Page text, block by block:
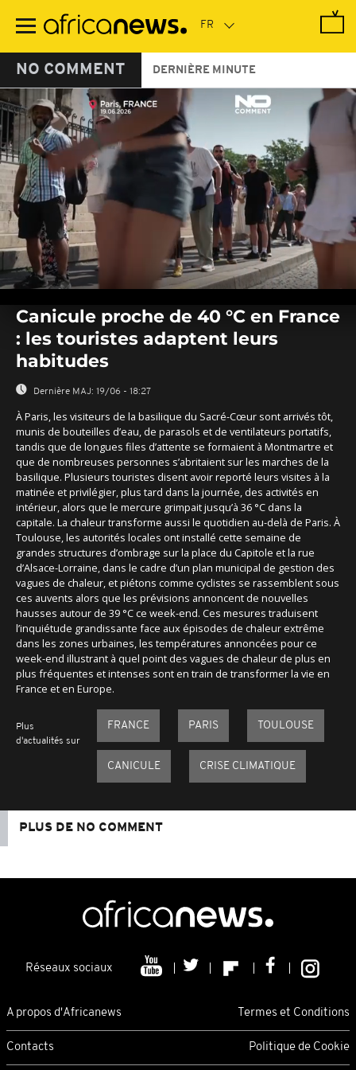
contenu
NO COMMENT DERNIÈRE MINUTE
seconds
seconds
Canicule proche de 40 °C en France
: les touristes adaptent leurs
habitudes
Dernière MAJ: 19/06 - 18:27
À Paris, les visiteurs de la basilique du Sacré-Cœur sont arrivés tôt,
munis de bouteilles d’eau, de parasols et de ventilateurs portatifs,
tandis que de longues files d’attente se formaient à Montmartre et
que de nombreuses personnes s’abritaient sur les marches de la
basilique. Plusieurs touristes disent avoir reporté leurs visites à la
matinée et privilégier, plus tard dans la journée, des activités en
intérieur, alors que le mercure grimpait jusqu’à 36 °C dans la
capitale. La chaleur transforme aussi le quotidien au-delà de Paris. À
Toulouse, les autorités locales ont installé cette semaine de
grandes structures d’ombrage sur la place du Capitole et la rue
d’Alsace-Lorraine, dans le cadre d’un plan municipal de gestion des
vagues de chaleur, et piétons comme cyclistes se rassemblent sous
ces auvents alors que les prévisions annoncent de nouvelles
hausses autour de 39 °C ce week-end. Ces mesures traduisent
l’inquiétude grandissante face aux épisodes de chaleur extrême
dans les zones urbaines, les températures annoncées pour ce
week-end illustrant à quel point des vagues de chaleur de plus en
plus fréquentes et intenses sont en train de transformer la vie en
France et en Europe.
Plus
d'actualités sur
FRANCE PARIS TOULOUSE
CANICULE CRISE CLIMATIQUE
PLUS DE NO COMMENT
Réseaux sociaux
A propos d'Africanews Termes et Conditions
Contacts Politique de Cookie